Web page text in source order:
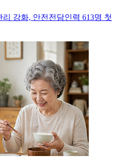
강화, 안전전담인력 613명 첫